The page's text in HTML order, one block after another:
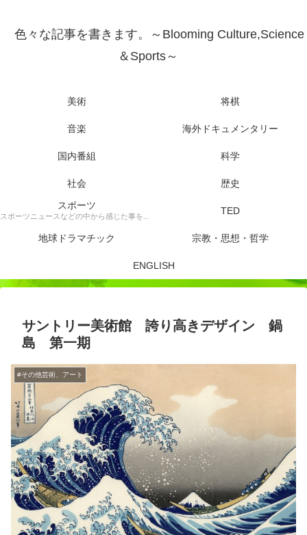
色々な記事を書きます。～Blooming Culture,Science
＆Sports～
美術 将棋
音楽 海外ドキュメンタリー
国内番組 科学
社会
歴史
スポーツ
スポーツニュースなどの中から感じた事を書きます。 TED
地球ドラマチック 宗教・思想・哲学
ENGLISH
サントリー美術館 誇り高きデザイン 鍋
島 第一期
#その他芸術、アート